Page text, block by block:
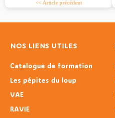
<< Article précédent
NOS LIENS UTILES
Catalogue de formation
Les pépites du loup
VAE
RAVIE